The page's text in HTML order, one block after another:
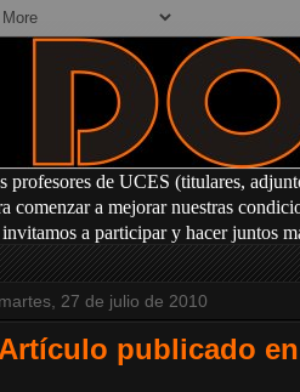
profesores de UCES (titulares,
comenzar a mejorar nuestras
a participar y hacer juntos
martes, 27 de julio de 2010
Artículo publicado en